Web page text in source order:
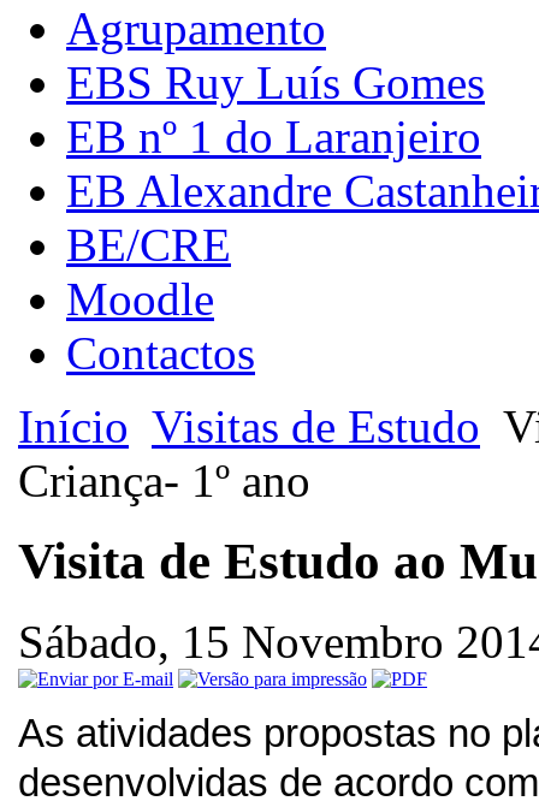
Agrupamento
EBS Ruy Luís Gomes
EB nº 1 do Laranjeiro
EB Alexandre
BE/CRE
Moodle
Contactos
Início Visitas de Estudo
Criança- 1º ano
Visita de Estudo ao
Sábado, 15 Novembro
As atividades propostas no
desenvolvidas de acordo